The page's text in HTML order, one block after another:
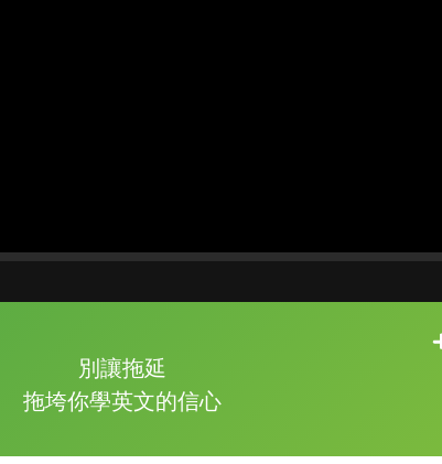
別讓拖延
拖垮你學英文的信心
的品牌故事